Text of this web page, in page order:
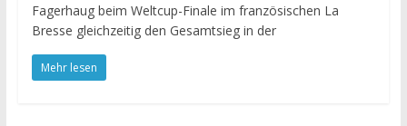
Fagerhaug beim Weltcup-Finale im französischen La
Bresse gleichzeitig den Gesamtsieg in der
Mehr lesen